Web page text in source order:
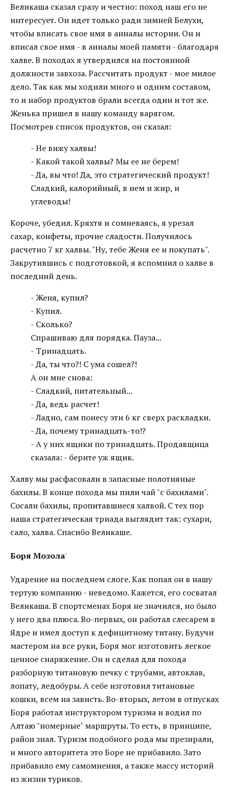
Великаша сказал сразу и честно: поход наш его не
интересует. Он идет только ради зимней Белухи,
чтобы вписать свое имя в анналы истории. Он и
вписал свое имя - в анналы моей памяти - благодаря
халве. В походах я утвердился на постоянной
должности завхоза. Рассчитать продукт - мое милое
дело. Так как мы ходили много и одним составом,
то и набор продуктов брали всегда один и тот же.
Женька пришел в нашу команду варягом.
Посмотрев список продуктов, он сказал:
- Не вижу халвы!
- Какой такой халвы? Мы ее не берем!
- Да, вы что! Да, это стратегический продукт!
Сладкий, калорийный, в нем и жир, и
углеводы!
Короче, убедил. Кряхтя и сомневаясь, я урезал
сахар, конфеты, прочие сладости. Получилось
расчетно 7 кг халвы. "Ну, тебе Женя ее и покупать".
Закрутившись с подготовкой, я вспомнил о халве в
последний день.
- Женя, купил?
- Купил.
- Сколько?
Спрашиваю для порядка. Пауза...
- Тринадцать.
- Да, ты что?! С ума сошел?!
А он мне снова:
- Сладкий, питательный...
- Да, ведь расчет!
- Ладно, сам понесу эти 6 кг сверх раскладки.
- Да, почему тринадцать-то!?
- А у них ящики по тринадцать. Продавщица
сказала: - берите уж ящик.
Халву мы расфасовали в запасные полотняные
бахилы. В конце похода мы пили чай "с бахилами".
Сосали бахилы, пропитавшиеся халвой. С тех пор
наша стратегическая триада выглядит так: сухари,
сало, халва. Спасибо Великаше.
Боря Мозола'
Ударение на последнем слоге. Как попал он в нашу
тертую компанию - неведомо. Кажется, его сосватал
Великаша. В спортсменах Боря не значился, но было
у него два плюса. Во-первых, он работал слесарем в
Ядре и имел доступ к дефицитному титану. Будучи
мастером на все руки, Боря мог изготовить легкое
ценное снаряжение. Он и сделал для похода
разборную титановую печку с трубами, автоклав,
лопату, ледобуры. А себе изготовил титановые
кошки, всем на зависть. Во-вторых, летом в отпусках
Боря работал инструктором туризма и водил по
Алтаю "номерные" маршруты. То есть, в принципе,
район знал. Туризм подобного рода мы презирали,
и много авторитета это Боре не прибавило. Зато
прибавило ему самомнения, а также массу историй
из жизни туриков.